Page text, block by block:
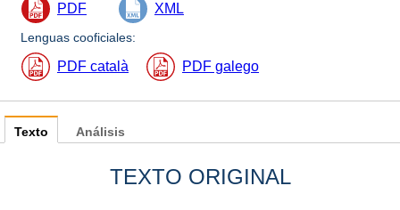
PDF XML
Lenguas cooficiales:
PDF català PDF galego
Texto
TEXTO ORIGINAL
Análisis